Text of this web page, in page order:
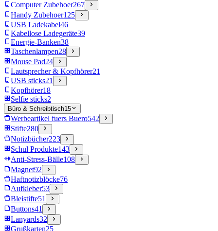
Computer Zubehoer267
Handy Zubehoer125
USB Ladekabel46
Kabellose Ladegeräte39
Energie-Banken38
Taschenlampen28
Mouse Pad24
Lautsprecher & Kopfhörer21
USB sticks21
Kopfhörer18
Selfie sticks2
Büro & Schreibtisch15
Werbeartikel fuers Buero542
Stifte280
Notizbücher223
Schul Produkte143
Anti-Stress-Bälle108
Magnet92
Haftnotizblöcke76
Aufkleber53
Bleistifte51
Buttons41
Lanyards32
Grußkarten25